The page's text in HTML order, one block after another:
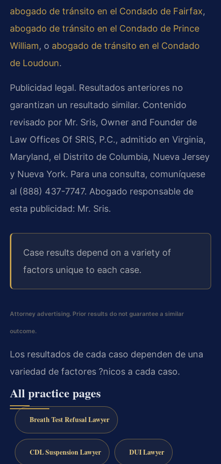
abogado de tránsito en el Condado de Fairfax,
abogado de tránsito en el Condado de Prince
William, o abogado de tránsito en el Condado
de Loudoun.
Publicidad legal. Resultados anteriores no
garantizan un resultado similar. Contenido
revisado por Mr. Sris, Owner and Founder de
Law Offices Of SRIS, P.C., admitido en Virginia,
Maryland, el Distrito de Columbia, Nueva Jersey
y Nueva York. Para una consulta, comuníquese
al (888) 437-7747. Abogado responsable de
esta publicidad: Mr. Sris.
Case results depend on a variety of
factors unique to each case.
Attorney advertising. Prior results do not guarantee a similar
outcome.
Los resultados de cada caso dependen de una
variedad de factores ?nicos a cada caso.
All practice pages
Breath Test Refusal Lawyer
CDL Suspension Lawyer DUI Lawyer